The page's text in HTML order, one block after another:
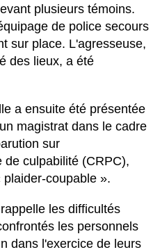
plusieurs témoins.
de police secours
sur place. L'agresseuse,
des lieux, a été
a ensuite été présentée
magistrat dans le cadre
sur
de culpabilité (CRPC),
coupable ».
les difficultés
les personnels
dans l'exercice de leurs